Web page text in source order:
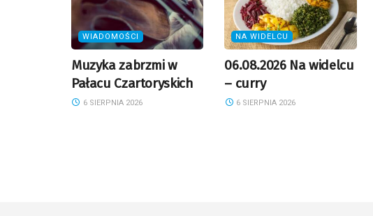
WIADOMOŚCI
Muzyka zabrzmi w
Pałacu Czartoryskich
6 SIERPNIA 2026
NA WIDELCU
06.08.2026 Na widelcu
– curry
6 SIERPNIA 2026